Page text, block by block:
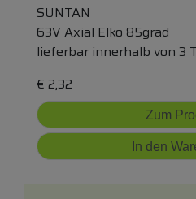
SUNTAN
63V Axial Elko 85grad
lieferbar innerhalb von 3
€ 2,32
Zum
In den